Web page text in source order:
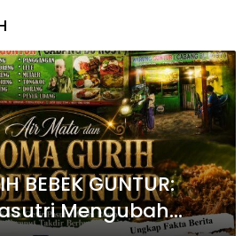
BEBEK GUNTUR:
Mengubah